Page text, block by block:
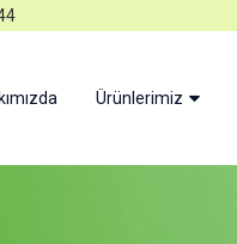
Ürünlerimiz